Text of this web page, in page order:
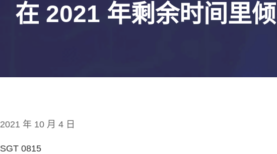
在 2021 年剩余时间里
2021 年 10 月 4 日
SGT 0815